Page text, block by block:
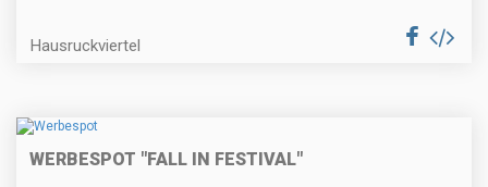
Hausruckviertel
WERBESPOT "FALL IN FESTIVAL"